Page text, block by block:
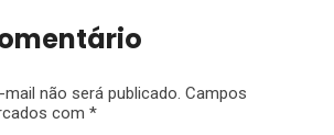
não será publicado. Campos
com *